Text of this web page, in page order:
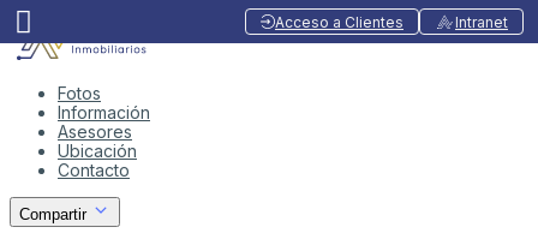
Acceso a Clientes Intranet
Fotos
Información
Asesores
Ubicación
Contacto
Compartir